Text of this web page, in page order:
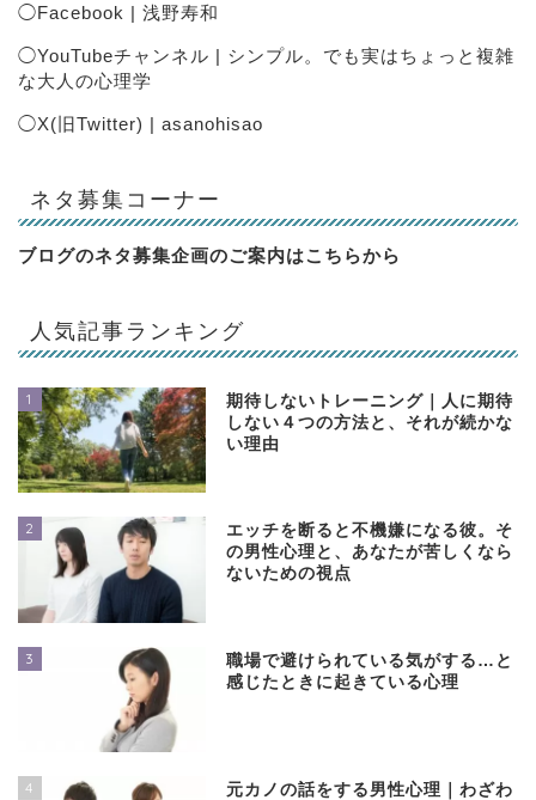
◯Facebook | 浅野寿和
◯YouTubeチャンネル | シンプル。でも実はちょっと複雑
な大人の心理学
◯X(旧Twitter) | asanohisao
ネタ募集コーナー
ブログのネタ募集企画のご案内はこちらから
人気記事ランキング
1
期待しないトレーニング｜人に期待
しない４つの方法と、それが続かな
い理由
2
エッチを断ると不機嫌になる彼。そ
の男性心理と、あなたが苦しくなら
ないための視点
3
職場で避けられている気がする…と
感じたときに起きている心理
4
元カノの話をする男性心理｜わざわ